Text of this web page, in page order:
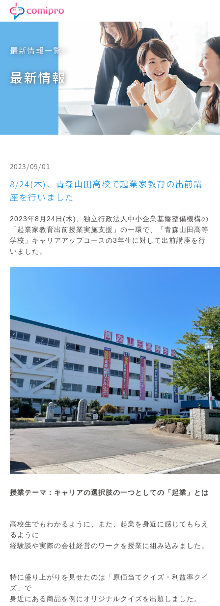
最新情報一覧>
最新情報
2023/09/01
8/24(木)、青森山田高校で起業家教育の出前講
座を行いました
2023年8月24日(木)、独立行政法人中小企業基盤整備機構の
「起業家教育出前授業実施支援」の一環で、「青森山田高等
学校」キャリアアップコースの3年生に対して出前講座を行
いました。
授業テーマ：キャリアの選択肢の一つとしての「起業」とは
高校生でもわかるように、また、起業を身近に感じてもらえ
るように
経験談や実際の会社経営のワークを授業に組み込みました。
特に盛り上がりを見せたのは「原価当てクイズ・利益率クイ
ズ」で
身近にある商品を例にオリジナルクイズを出題しました。